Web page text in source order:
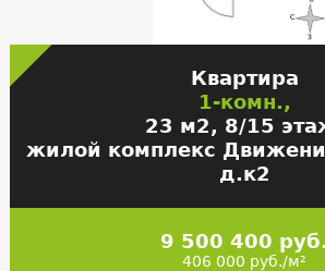
Квартира
1-комн.,
23 м2, 8/15
жилой комплекс
д.к2
9 500 400 руб.
406 000 руб./м²